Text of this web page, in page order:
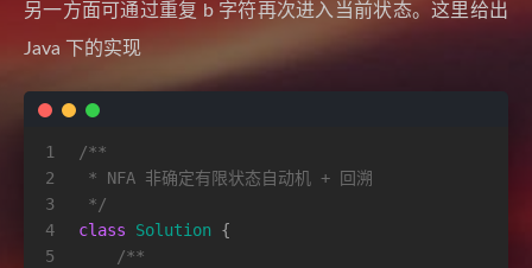
另一方面可通过重复 b 字符再次进入当前状态。这里给出
Java 下的实现
1
2
3
4
5
/**
* NFA 非确定有限状态自动机 + 回溯
*/
class
Solution {
/**